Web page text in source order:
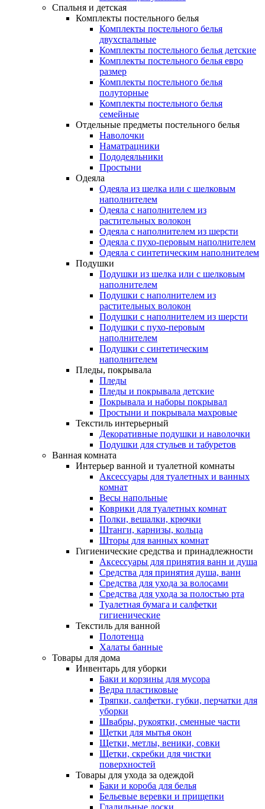
Спальня и детская
Комплекты постельного белья
Комплекты постельного белья
двухспальные
Комплекты постельного белья детские
Комплекты постельного белья евро
размер
Комплекты постельного белья
полуторные
Комплекты постельного белья
семейные
Отдельные предметы постельного белья
Наволочки
Наматрацники
Пододеяльники
Простыни
Одеяла
Одеяла из шелка или с шелковым
наполнителем
Одеяла с наполнителем из
растительных волокон
Одеяла с наполнителем из шерсти
Одеяла с пухо-перовым наполнителем
Одеяла с синтетическим наполнителем
Подушки
Подушки из шелка или с шелковым
наполнителем
Подушки с наполнителем из
растительных волокон
Подушки с наполнителем из шерсти
Подушки с пухо-перовым
наполнителем
Подушки с синтетическим
наполнителем
Пледы, покрывала
Пледы
Пледы и покрывала детские
Покрывала и наборы покрывал
Простыни и покрывала махровые
Текстиль интерьерный
Декоративные подушки и наволочки
Подушки для стульев и табуретов
Ванная комната
Интерьер ванной и туалетной комнаты
Аксессуары для туалетных и ванных
комнат
Весы напольные
Коврики для туалетных комнат
Полки, вешалки, крючки
Штанги, карнизы, кольца
Шторы для ванных комнат
Гигиенические средства и принадлежности
Аксессуары для принятия ванн и душа
Средства для принятия душа, ванн
Средства для ухода за волосами
Средства для ухода за полостью рта
Туалетная бумага и салфетки
гигиенические
Текстиль для ванной
Полотенца
Халаты банные
Товары для дома
Инвентарь для уборки
Баки и корзины для мусора
Ведра пластиковые
Тряпки, салфетки, губки, перчатки для
уборки
Швабры, рукоятки, сменные части
Щетки для мытья окон
Щетки, метлы, веники, совки
Щетки, скребки для чистки
поверхностей
Товары для ухода за одеждой
Баки и короба для белья
Бельевые веревки и прищепки
Гладильные доски